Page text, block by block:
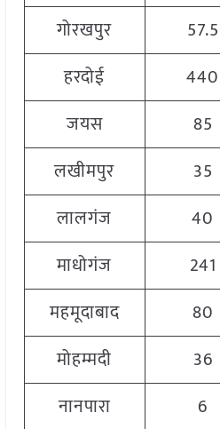
गोरखपुर 57.5
हरदोई
440
जयस
85
लखीमपुर
35
लालगंज
40
माधोगंज
241
महमूदाबाद
80
मोहम्मदी
36
नानपारा
6